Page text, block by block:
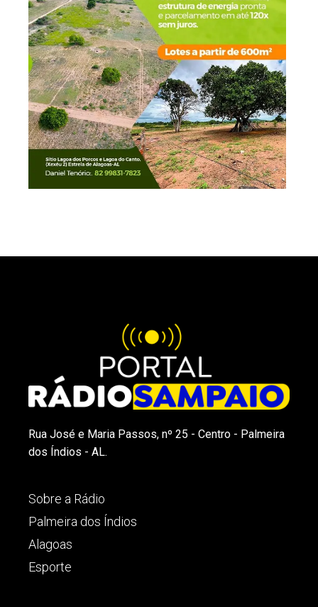
Rua José e Maria Passos, nº 25 - Centro - Palmeira
dos Índios - AL.
Sobre a Rádio
Palmeira dos Índios
Alagoas
Esporte